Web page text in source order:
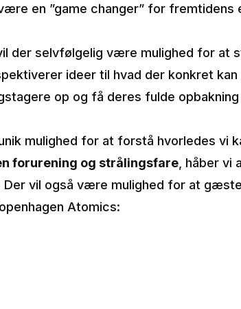
en ”game changer” for fremtidens
der selvfølgelig være mulighed for at
ideer til hvad der konkret
op og få deres fulde
mulighed for at forstå hvorledes vi
forurening og strålingsfare , håber
Der vil også være mulighed for at
Atomics: